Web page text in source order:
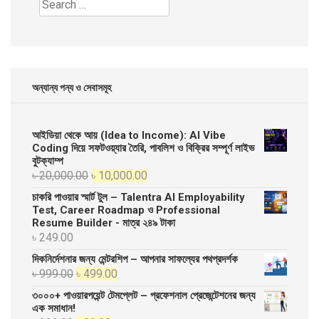
for:
অন্যান্য পন্য ও সেবাসমূহ
আইডিয়া থেকে আয় (Idea to Income): AI Vibe
Coding দিয়ে সফটওয়্যার তৈরি, পাবলিশ ও বিক্রির সম্পূর্ণ লাইভ
বুটক্যাম্প
৳20,000.00 Original
price
was:
৳ 20,000.00.
৳ 10,000.00
price
is:
৳ 10,000.00.
চাকরি পাওয়ার স্মার্ট টুল – Talentra AI Employability
Test, Career Roadmap ও Professional
Resume Builder - মাত্র ২৪৯ টাকা
৳ 249.00
দিকনির্দেশনার জন্য মেন্টরশিপ – আপনার সাফল্যের পথপ্রদর্শক
৳999.00 Original
price
৳ 499.00
price
৩০০০+ পাওয়ারপয়েন্ট টেমপ্লেট – প্রফেশনাল প্রেজেন্টেশনের জন্য
এক সমাধান!